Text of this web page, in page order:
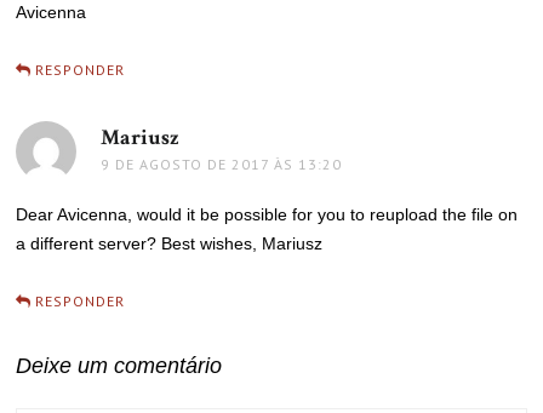
Avicenna
RESPONDER
Mariusz
9 DE AGOSTO DE 2017 ÀS 13:20
Dear Avicenna, would it be possible for you to reupload the file on
a different server? Best wishes, Mariusz
RESPONDER
Deixe um comentário